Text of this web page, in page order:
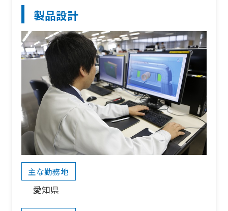
製品設計
主な勤務地
愛知県